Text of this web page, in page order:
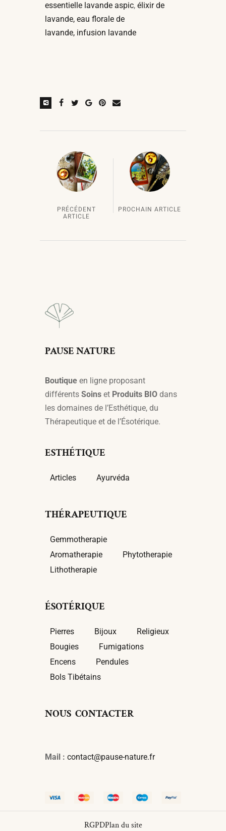
essentielle lavande aspic, élixir de
lavande, eau florale de
lavande, infusion lavande
PRÉCÉDENT
ARTICLE
PROCHAIN ARTICLE
PAUSE NATURE
Boutique en ligne proposant
différents Soins et Produits BIO dans
les domaines de l’Esthétique, du
Thérapeutique et de l’Ésotérique.
ESTHÉTIQUE
Articles Ayurvéda
THÉRAPEUTIQUE
Gemmotherapie
Aromatherapie
Phytotherapie
Lithotherapie
ÉSOTÉRIQUE
Pierres Bijoux
Religieux
Bougies
Fumigations
Encens
Pendules
Bols Tibétains
NOUS CONTACTER
Mail : contact@pause-nature.fr
RGPDPlan du site